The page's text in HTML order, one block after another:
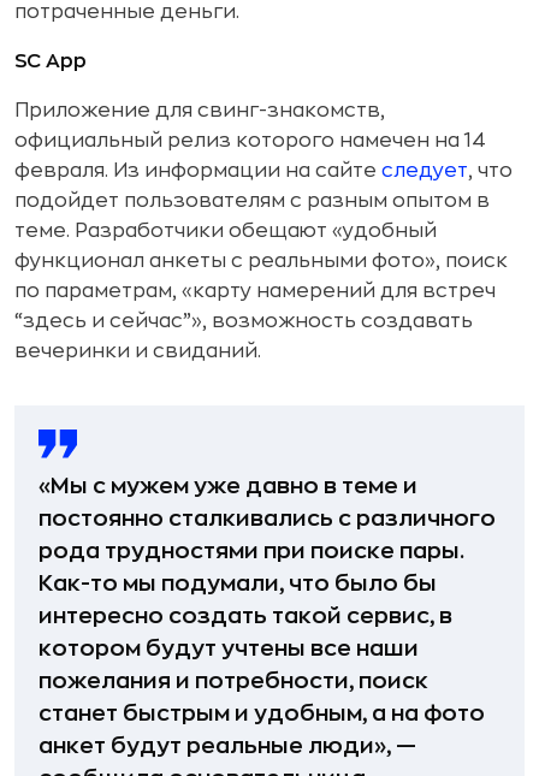
потраченные деньги.
SC App
Приложение для свинг-знакомств,
официальный релиз которого намечен на 14
февраля. Из информации на сайте следует, что
подойдет пользователям с разным опытом в
теме. Разработчики обещают «удобный
функционал анкеты с реальными фото», поиск
по параметрам, «карту намерений для встреч
“здесь и сейчас”», возможность создавать
вечеринки и свиданий.
«Мы с мужем уже давно в теме и
постоянно сталкивались с различного
рода трудностями при поиске пары.
Как-то мы подумали, что было бы
интересно создать такой сервис, в
котором будут учтены все наши
пожелания и потребности, поиск
станет быстрым и удобным, а на фото
анкет будут реальные люди», —